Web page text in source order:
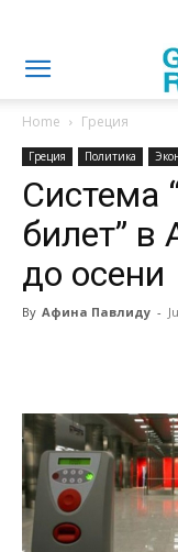
Home Греция
Греция Политика
Система
билет”
до осени
By Афина Павлиду -